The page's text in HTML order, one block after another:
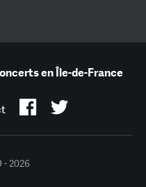
en Île-de-France
- 2026